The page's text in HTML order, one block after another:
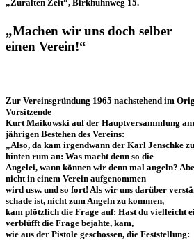
„Zuralten Zeit“, Birkhuhnweg 15.
„Machen wir uns doch selber
einen Verein!“
Zur Vereinsgründung 1965 nachstehend im
Vorsitzende
Kurt Maikowski auf der Hauptversammlung
jährigen Bestehen des Vereins:
„Also, da kam irgendwann der Karl Jenschke
hinten rum an: Was macht denn so die
Angelei, wann können wir denn mal angeln?
nicht in einem Verein aufgenommen
wird usw. und so fort! Als wir uns darüber
schade ist, nicht zum Angeln zu kommen,
kam plötzlich die Frage auf: Hast du vielleicht
verblüfft die Frage bejahte, kam,
wie aus der Pistole geschossen, die Feststellung: